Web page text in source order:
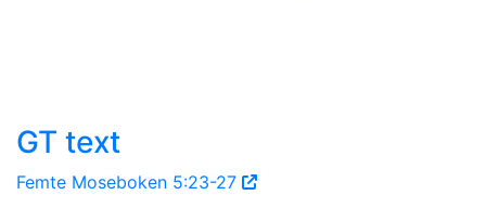
GT text
Femte Moseboken 5:23-27